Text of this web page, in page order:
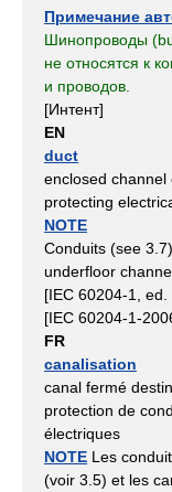
Примечание
Шинопроводы
не относятся к
и проводов.
[Интент]
EN
duct
enclosed channel
protecting
NOTE
Conduits (see
underfloor
[IEC 60204-1,
[IEC 60204-1-
FR
canalisation
canal fermé
protection de
électriques
NOTE Les
(voir 3.5) et les